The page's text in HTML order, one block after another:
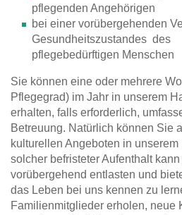
pflegenden Angehörigen
bei einer vorübergehenden
Gesundheitszustandes des
pflegebedürftigen Menschen
Sie können eine oder mehrere
Pflegegrad) im Jahr in unserem
erhalten, falls erforderlich,
Betreuung. Natürlich können Sie
kulturellen Angeboten in
solcher befristeter Aufenthalt
vorübergehend entlasten und
das Leben bei uns kennen zu
Familienmitglieder erholen, neue